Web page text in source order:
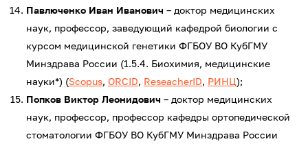
Павлюченко Иван Иванович – доктор медицинских
наук, профессор, заведующий кафедрой биологии с
курсом медицинской генетики ФГБОУ ВО КубГМУ
Минздрава России (1.5.4. Биохимия, медицинские
науки*) (Scopus, ORCID, ReseacherID, РИНЦ);
Попков Виктор Леонидович – доктор медицинских
наук, профессор, профессор кафедры ортопедической
стоматологии ФГБОУ ВО КубГМУ Минздрава России